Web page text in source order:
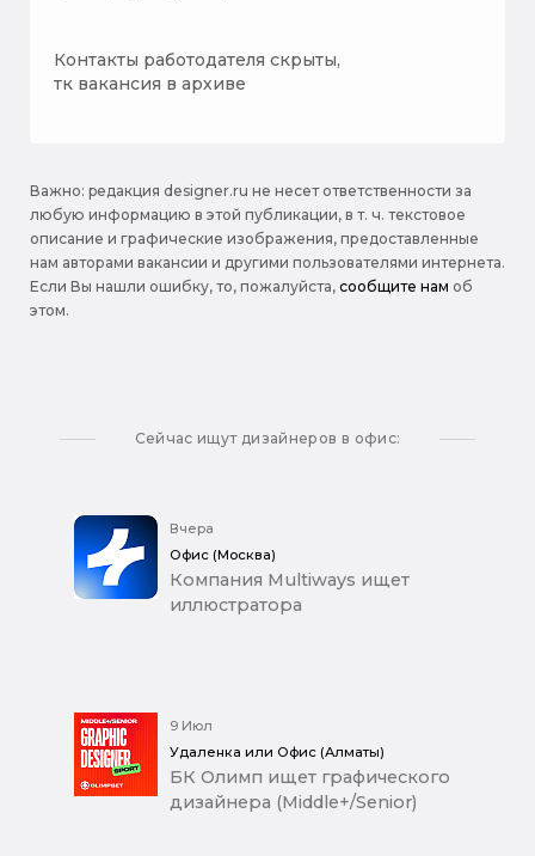
Контакты работодателя скрыты,
тк вакансия в архиве
Важно: pедакция designer.ru не несет ответственности за
любую информацию в этой публикации, в т. ч. текстовое
описание и графические изображения, предоставленные
нам авторами вакансии и другими пользователями интернета.
Если Вы нашли ошибку, то, пожалуйста, сообщите нам об
этом.
Сейчас ищут дизайнеров в офис:
Вчера
Офис (Москва)
Компания Multiways ищет
иллюстратора
9 Июл
Удаленка или Офис (Алматы)
БК Олимп ищет графического
дизайнера (Middle+/Senior)